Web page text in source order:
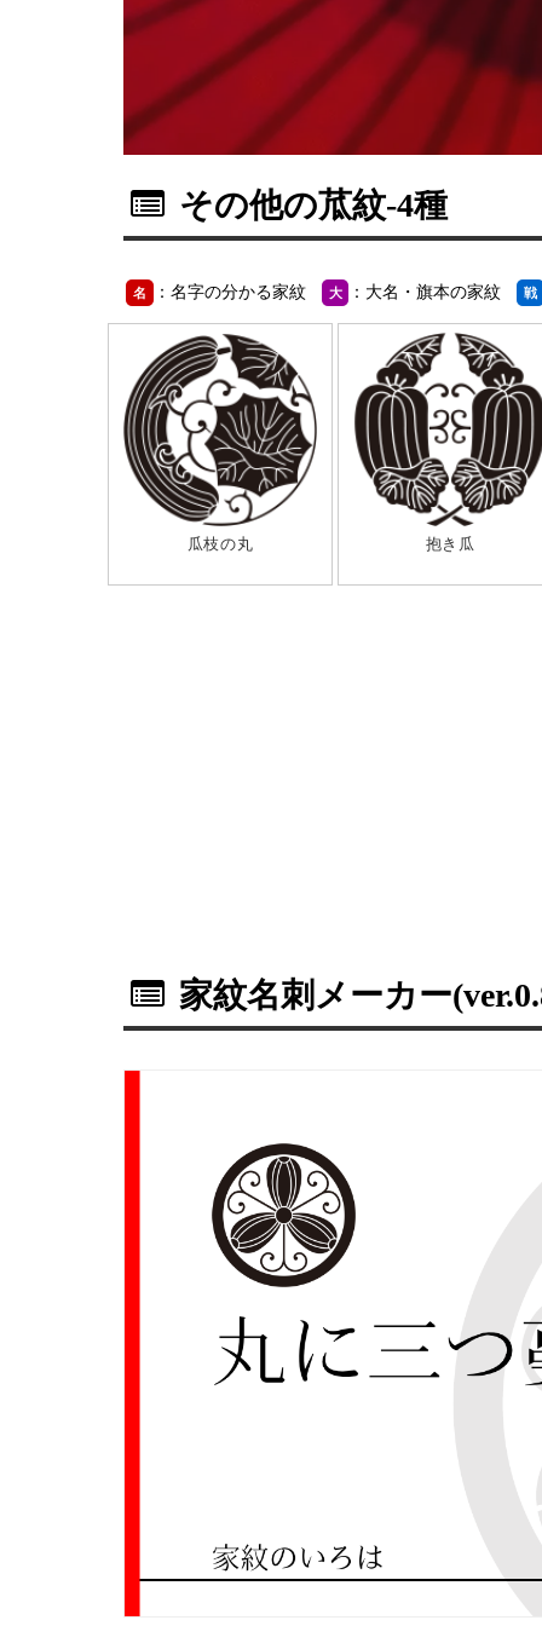
その他の苽紋-4種
名 ：名字の分かる家紋 大 ：大名・旗本の家紋 戦
瓜枝の丸 抱き瓜
家紋名刺メーカー